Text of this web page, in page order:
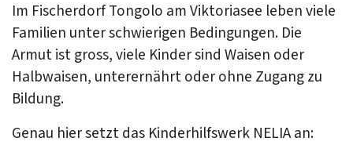
Im Fischerdorf Tongolo am Viktoriasee leben viele
Familien unter schwierigen Bedingungen. Die
Armut ist gross, viele Kinder sind Waisen oder
Halbwaisen, unterernährt oder ohne Zugang zu
Bildung.
Genau hier setzt das Kinderhilfswerk NELIA an: